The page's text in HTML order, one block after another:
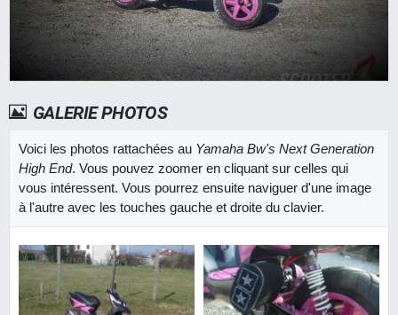
GALERIE PHOTOS
Voici les photos rattachées au Yamaha Bw's Next Generation
High End. Vous pouvez zoomer en cliquant sur celles qui
vous intéressent. Vous pourrez ensuite naviguer d'une image
à l'autre avec les touches gauche et droite du clavier.